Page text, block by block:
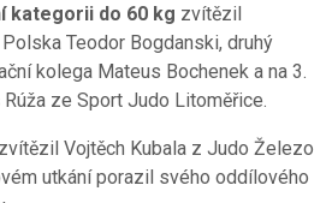
kategorii do 60 kg zvítězil
Teodor Bogdanski, druhý
kolega Mateus Bochenek a na 3.
ze Sport Judo Litoměřice.
zvítězil Vojtěch Kubala z Judo Železo
utkání porazil svého oddílového